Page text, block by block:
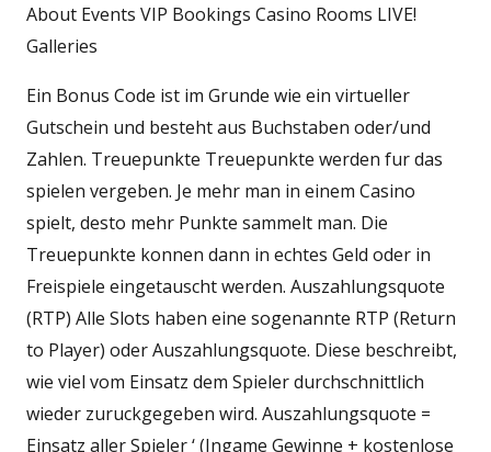
About Events VIP Bookings Casino Rooms LIVE!
Galleries
Ein Bonus Code ist im Grunde wie ein virtueller
Gutschein und besteht aus Buchstaben oder/und
Zahlen. Treuepunkte Treuepunkte werden fur das
spielen vergeben. Je mehr man in einem Casino
spielt, desto mehr Punkte sammelt man. Die
Treuepunkte konnen dann in echtes Geld oder in
Freispiele eingetauscht werden. Auszahlungsquote
(RTP) Alle Slots haben eine sogenannte RTP (Return
to Player) oder Auszahlungsquote. Diese beschreibt,
wie viel vom Einsatz dem Spieler durchschnittlich
wieder zuruckgegeben wird. Auszahlungsquote =
Einsatz aller Spieler ‘ (Ingame Gewinne + kostenlose